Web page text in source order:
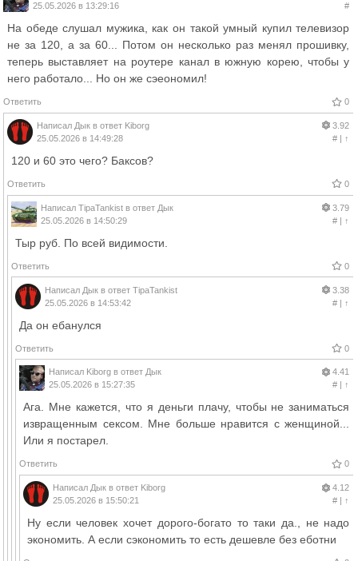
25.05.2026 в 13:29:16
#
На обеде слушал мужика, как он такой умный купил телевизор
не за 120, а за 60... Потом он несколько раз менял прошивку,
теперь выставляет на роутере канал в южную корею, чтобы у
него работало... Но он же сэеономил!
Ответить 0
Написал Дык в ответ Kiborg
25.05.2026 в 14:49:28
3.92
#| ↑
120 и 60 это чего? Баксов?
Ответить 0
Написал TipaTankist в ответ Дык
25.05.2026 в 14:50:29
3.79
#| ↑
Тыр руб. По всей видимости.
Ответить 0
Написал Дык в ответ TipaTankist
25.05.2026 в 14:53:42
3.38
#| ↑
Да он ебанулся
Ответить 0
Написал Kiborg в ответ Дык
25.05.2026 в 15:27:35
4.41
#| ↑
Ага. Мне кажется, что я деньги плачу, чтобы не заниматься
извращенным сексом. Мне больше нравится с женщиной...
Или я постарел.
Ответить 0
Написал Дык в ответ Kiborg
25.05.2026 в 15:50:21
4.12
#| ↑
Ну если человек хочет дорого-богато то таки да., не надо
экономить. А если сэкономить то есть дешевле без еботни